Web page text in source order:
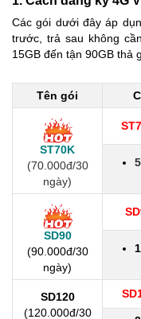
Các gói dưới đây áp
trước, trả sau không
15GB đến tận 90GB thả
Tên gói
ST70K
(70.000đ/30
ngày)
SD90
(90.000đ/30
ngày)
SD120
(120.000đ/30